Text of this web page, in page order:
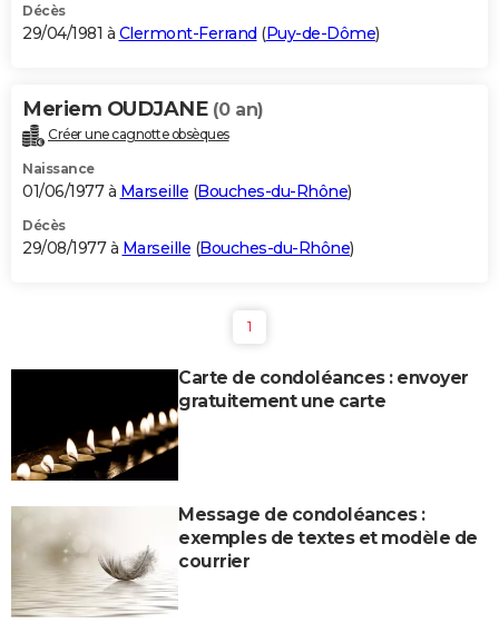
Décès
29/04/1981 à Clermont-Ferrand (Puy-de-Dôme)
Meriem OUDJANE (0 an)
Créer une cagnotte obsèques
Naissance
01/06/1977 à Marseille (Bouches-du-Rhône)
Décès
29/08/1977 à Marseille (Bouches-du-Rhône)
1
Carte de condoléances : envoyer
gratuitement une carte
Message de condoléances :
exemples de textes et modèle de
courrier